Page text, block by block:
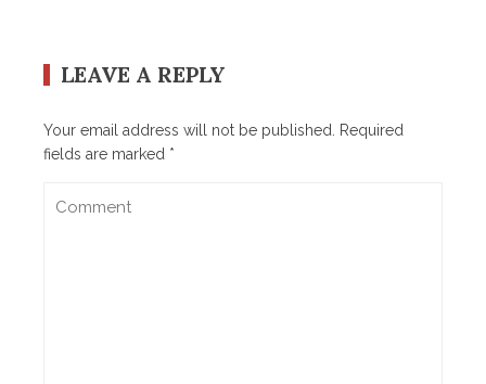
LEAVE A REPLY
Your email address will not be published.
Required
fields are marked *